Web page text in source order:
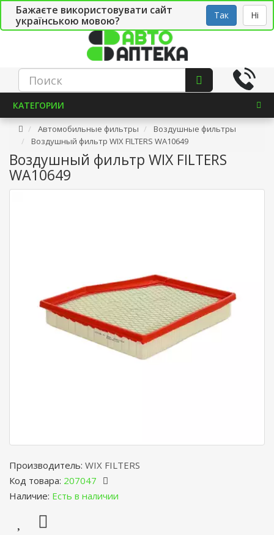
Бажаєте використовувати сайт
українською мовою?
Так Ні
СТО Укр
КАТЕГОРИИ
Автомобильные фильтры
Воздушные фильтры
Воздушный фильтр WIX FILTERS WA10649
Воздушный фильтр WIX FILTERS
WA10649
Производитель: WIX FILTERS
Код товара: 207047
Наличие: Есть в наличии